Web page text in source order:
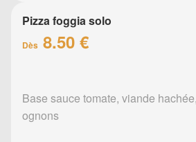
Pizza foggia solo
Dès 8.50 €
Base sauce tomate, viande
ognons